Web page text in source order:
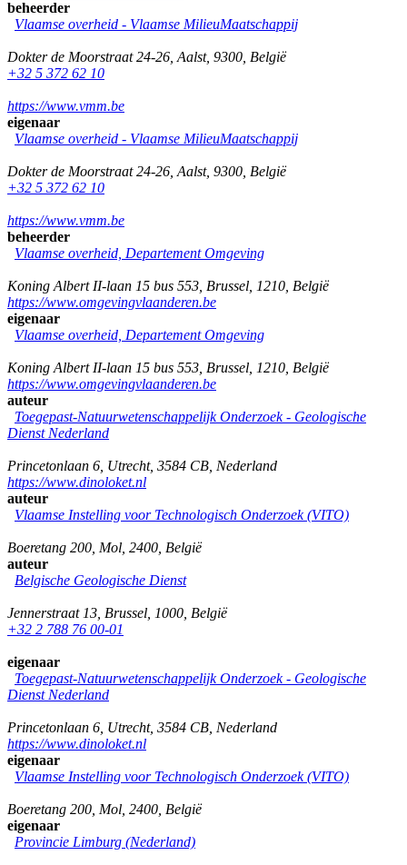
beheerder
Vlaamse overheid - Vlaamse MilieuMaatschappij
Dokter de Moorstraat 24-26 Aalst, 9300 België
+32 5 372 62 10
https://www.vmm.be
eigenaar
Vlaamse overheid - Vlaamse MilieuMaatschappij
Dokter de Moorstraat 24-26 Aalst, 9300 België
+32 5 372 62 10
https://www.vmm.be
beheerder
Vlaamse overheid, Departement Omgeving
Koning Albert II-laan 15 bus 553 Brussel 1210 België
https://www.omgevingvlaanderen.be
eigenaar
Vlaamse overheid, Departement Omgeving
Koning Albert II-laan 15 bus 553 Brussel 1210 België
https://www.omgevingvlaanderen.be
auteur
Toegepast-Natuurwetenschappelijk Onderzoek - Geologische
Dienst Nederland
Princetonlaan 6 Utrecht, 3584 CB Nederland
https://www.dinoloket.nl
auteur
Vlaamse Instelling voor Technologisch Onderzoek (VITO)
Boeretang 200 Mol 2400 België
auteur
Belgische Geologische Dienst
Jennerstraat 13 Brussel 1000 België
+32 2 788 76 00-01
eigenaar
Toegepast-Natuurwetenschappelijk Onderzoek - Geologische
Dienst Nederland
Princetonlaan 6 Utrecht, 3584 CB Nederland
https://www.dinoloket.nl
eigenaar
Vlaamse Instelling voor Technologisch Onderzoek (VITO)
Boeretang 200 Mol 2400 België
eigenaar
Provincie Limburg (Nederland)